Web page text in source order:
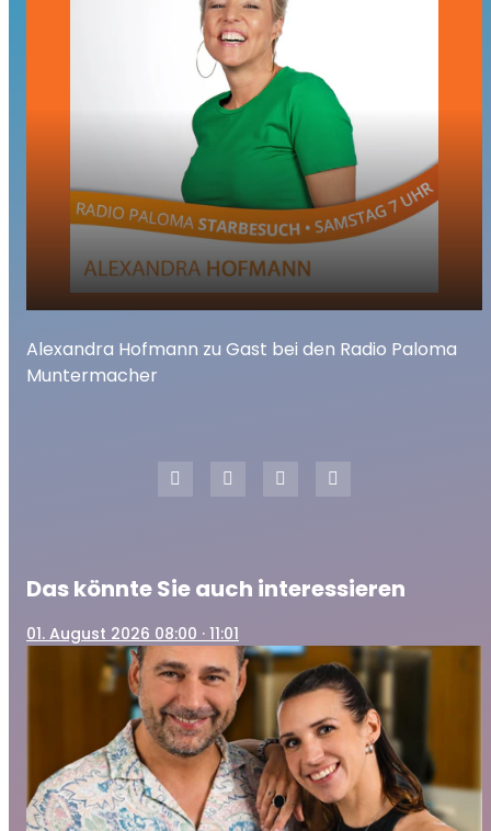
play_arrow Alexandra Hofmann zu Gast bei den
Radio Paloma Muntermacher
Alexandra Hofmann zu Gast bei den Radio Paloma
Muntermacher
Das könnte Sie auch interessieren
01. August 2026 08:00 · 11:01